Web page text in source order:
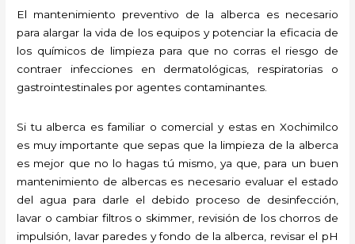
El mantenimiento preventivo de la alberca es necesario
para alargar la vida de los equipos y potenciar la eficacia de
los químicos de limpieza para que no corras el riesgo de
contraer infecciones en dermatológicas, respiratorias o
gastrointestinales por agentes contaminantes.
Si tu alberca es familiar o comercial y estas en Xochimilco
es muy importante que sepas que la limpieza de la alberca
es mejor que no lo hagas tú mismo, ya que, para un buen
mantenimiento de albercas es necesario evaluar el estado
del agua para darle el debido proceso de desinfección,
lavar o cambiar filtros o skimmer, revisión de los chorros de
impulsión, lavar paredes y fondo de la alberca, revisar el pH